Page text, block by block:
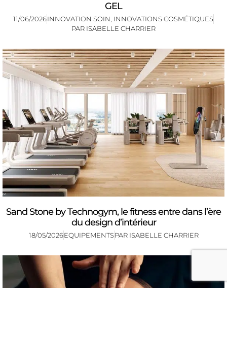
GEL
11/06/2026INNOVATION SOIN INNOVATIONS COSMÉTIQUES
PAR ISABELLE CHARRIER
Sand Stone by Technogym, le fitness entre dans l’ère
du design d’intérieur
18/05/2026EQUIPEMENTSPAR ISABELLE CHARRIER